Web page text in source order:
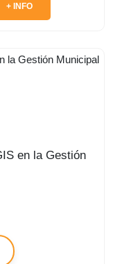
+ INFO
en la Gestión